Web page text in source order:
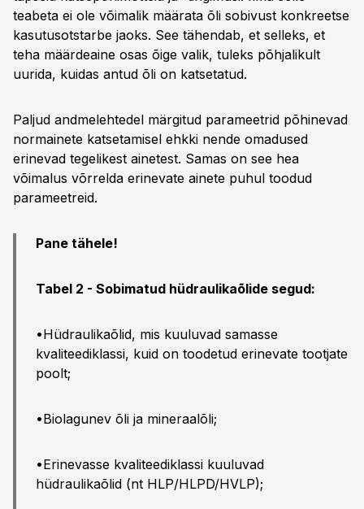
teabeta ei ole võimalik määrata õli sobivust konkreetse
kasutusotstarbe jaoks. See tähendab, et selleks, et
teha määrdeaine osas õige valik, tuleks põhjalikult
uurida, kuidas antud õli on katsetatud.
Paljud andmelehtedel märgitud parameetrid põhinevad
normainete katsetamisel ehkki nende omadused
erinevad tegelikest ainetest. Samas on see hea
võimalus võrrelda erinevate ainete puhul toodud
parameetreid.
Pane tähele!
Tabel 2 - Sobimatud hüdraulikaõlide segud:
•Hüdraulikaõlid, mis kuuluvad samasse
kvaliteediklassi, kuid on toodetud erinevate tootjate
poolt;
•Biolagunev õli ja mineraalõli;
•Erinevasse kvaliteediklassi kuuluvad
hüdraulikaõlid (nt HLP/HLPD/HVLP);